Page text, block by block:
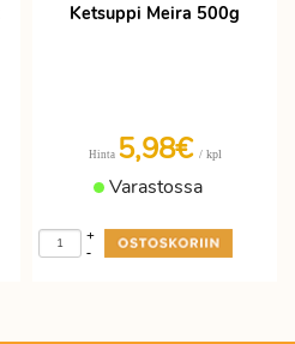
Ketsuppi Meira 500g
Hinta 5,98€ / kpl
Varastossa
-
+